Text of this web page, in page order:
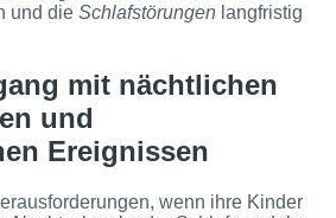
und die Schlafstörungen langfristig
mit nächtlichen
und
Ereignissen
wenn ihre Kinder